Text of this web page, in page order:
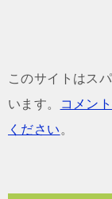
このサイトはス
います。
コメン
ください 。